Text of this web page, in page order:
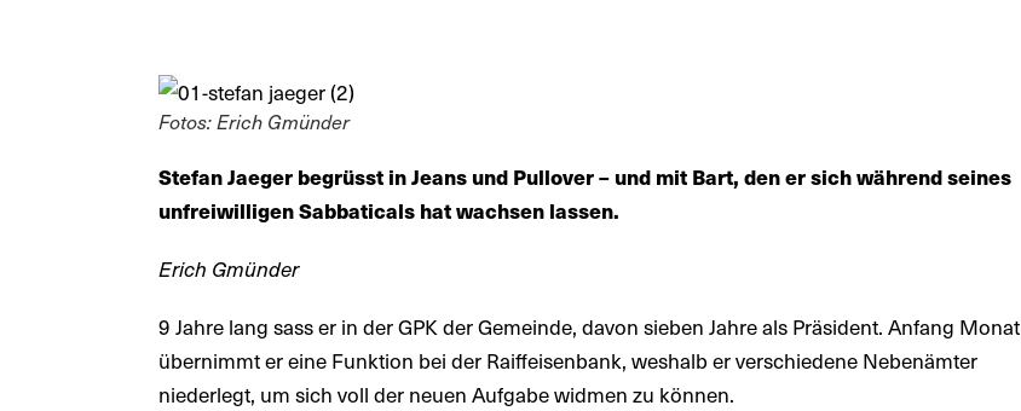
Fotos: Erich Gmünder
Stefan Jaeger begrüsst in Jeans und Pullover – und mit Bart, den er sich während seines
unfreiwilligen Sabbaticals hat wachsen lassen.
Erich Gmünder
9 Jahre lang sass er in der GPK der Gemeinde, davon sieben Jahre als Präsident. Anfang Monat
übernimmt er eine Funktion bei der Raiffeisenbank, weshalb er verschiedene Nebenämter
niederlegt, um sich voll der neuen Aufgabe widmen zu können.